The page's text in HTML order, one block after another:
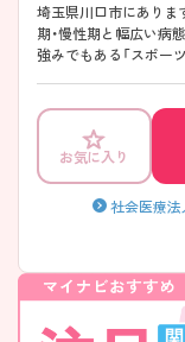
埼玉県川口市にありま
期・慢性期と幅広い病
強みでもある「スポー
で、スポーツ整形に
入社職員に対する教育
も安心♪年間休日120
と、魅力がたっぷりの
ど、さらに詳細をお話
お気に入り
社会医療